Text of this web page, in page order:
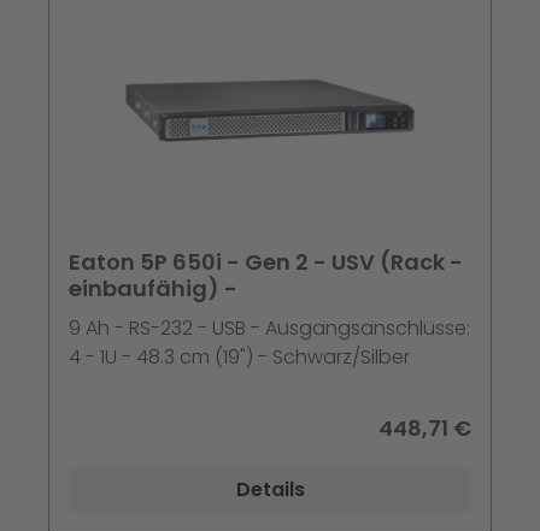
Eaton 5P 650i - Gen 2 - USV (Rack -
einbaufähig) -
9 Ah - RS-232 - USB - Ausgangsanschlüsse:
4 - 1U - 48.3 cm (19") - Schwarz/Silber
448,71 €
Details